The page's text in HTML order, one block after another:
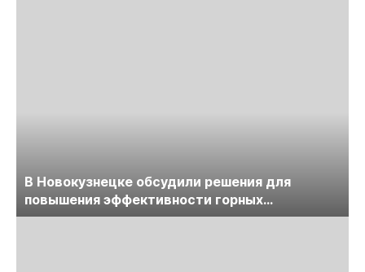
В Новокузнецке обсудили решения для
повышения эффективности горных
предприятий